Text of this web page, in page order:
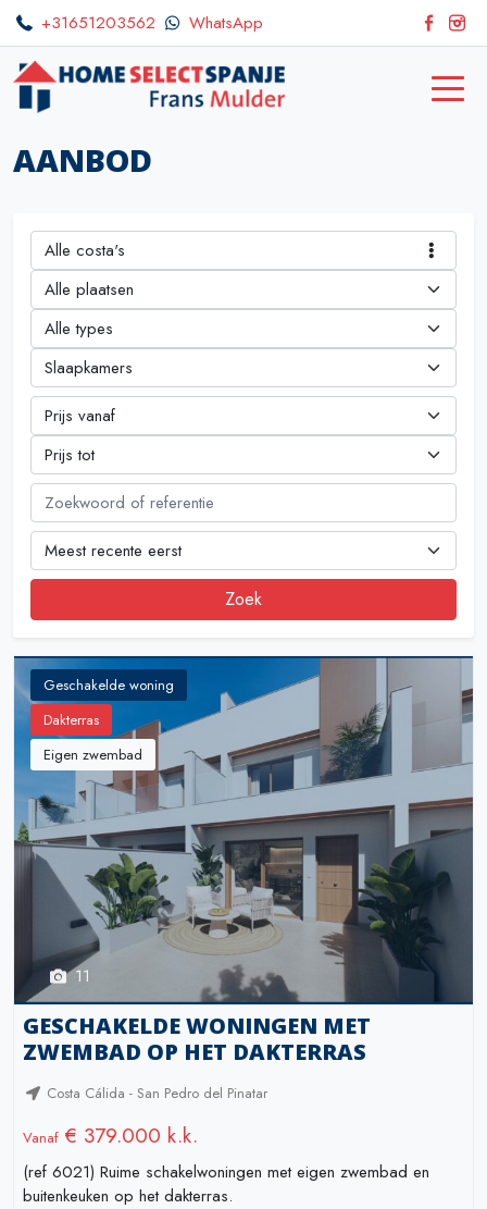
+31651203562 WhatsApp
AANBOD
Alle costa's
Zoek
Geschakelde woning
Dakterras
Eigen zwembad
11
GESCHAKELDE WONINGEN MET
ZWEMBAD OP HET DAKTERRAS
Costa Cálida - San Pedro del Pinatar
Vanaf € 379.000 k.k.
(ref 6021) Ruime schakelwoningen met eigen zwembad en
buitenkeuken op het dakterras.